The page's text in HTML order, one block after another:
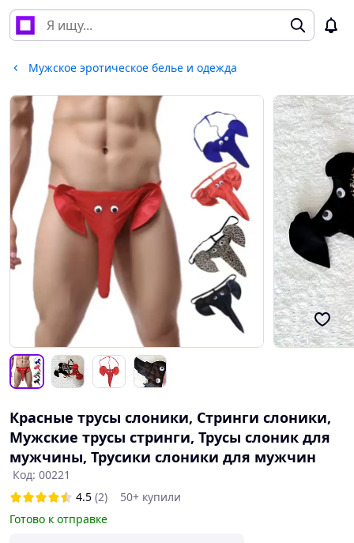
Мужское эротическое белье и одежда
Красные трусы слоники, Стринги слоники,
Мужские трусы стринги, Трусы слоник для
мужчины, Трусики слоники для мужчин
Код: 00221
4.5 (2)
50+ купили
Готово к отправке